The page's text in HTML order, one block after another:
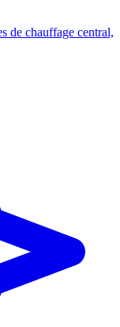
de chauffage central,